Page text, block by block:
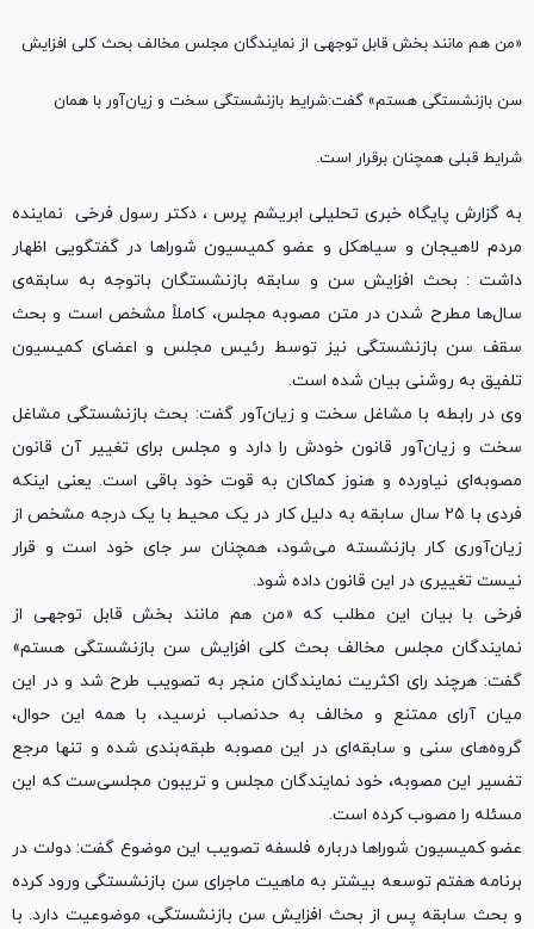
«من هم مانند بخش قابل توجهی از نمایندگان مجلس مخالف بحث کلی افزایش
سن بازنشستگی هستم» گفت:شرایط بازنشستگی سخت و زیان‌آور با همان
شرایط قبلی همچنان برقرار است.
به گزارش پایگاه خبری تحلیلی ابریشم پرس ، دکتر رسول فرخی نماینده
مردم لاهیجان و سیاهکل و عضو کمیسیون شوراها در گفتگویی اظهار
داشت : بحث افزایش سن و سابقه بازنشستگان باتوجه به سابقه‌ی
سال‌ها مطرح شدن در متن مصوبه مجلس، کاملاً مشخص است و بحث
سقف سن بازنشستگی نیز توسط رئیس مجلس و اعضای کمیسیون
تلفیق به روشنی بیان شده است.
وی در رابطه با مشاغل سخت و زیان‌آور گفت: بحث بازنشستگی مشاغل
سخت و زیان‌آور قانون خودش را دارد و مجلس برای تغییر آن قانون
مصوبه‌ای نیاورده و هنوز کماکان به قوت خود باقی است. یعنی اینکه
فردی با ۲۵ سال سابقه به دلیل کار در یک محیط با یک درجه مشخص از
زیان‌آوری کار بازنشسته می‌شود، همچنان سر جای خود است و قرار
نیست تغییری در این قانون داده شود.
فرخی با بیان این مطلب که «من هم مانند بخش قابل توجهی از
نمایندگان مجلس مخالف بحث کلی افزایش سن بازنشستگی هستم»
گفت: هرچند رای اکثریت نمایندگان منجر به تصویب طرح شد و در این
میان آرای ممتنع و مخالف به حدنصاب نرسید، با همه این حوال،
گروه‌های سنی و سابقه‌ای در این مصوبه طبقه‌بندی شده و تنها مرجع
تفسیر این مصوبه، خود نمایندگان مجلس و تریبون مجلسی‌ست که این
مسئله را مصوب کرده است.
عضو کمیسیون شوراها درباره فلسفه تصویب این موضوع گفت: دولت در
برنامه هفتم توسعه بیشتر به ماهیت ماجرای سن بازنشستگی ورود کرده
و بحث سابقه پس از بحث افزایش سن بازنشستگی، موضوعیت دارد. با